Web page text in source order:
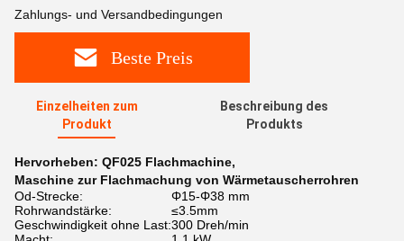
Zahlungs- und Versandbedingungen
Beste Preis
Einzelheiten zum
Produkt
Beschreibung des
Produkts
Hervorheben: QF025 Flachmachine,
Maschine zur Flachmachung von Wärmetauscherrohren
Od-Strecke:
Φ15-Φ38 mm
Rohrwandstärke:
≤3.5mm
Geschwindigkeit ohne Last:300 Dreh/min